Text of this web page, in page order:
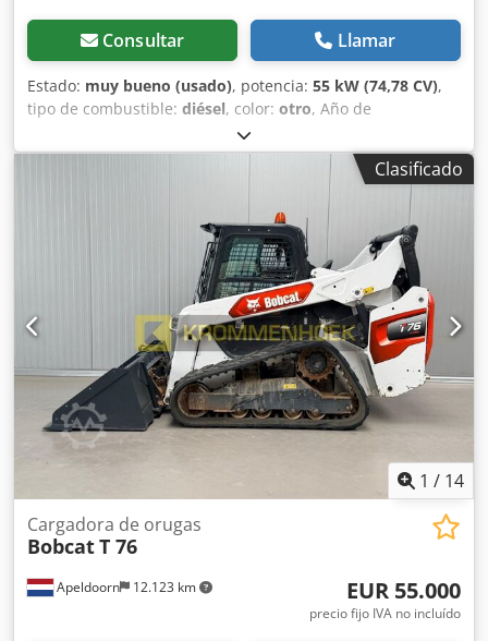
Consultar Llamar
Estado: muy bueno (usado), potencia: 55 kW (74,78 CV),
tipo de combustible: diésel, color: otro, Año de
, horas de funcionamiento:
Equipamiento:aire acondicionado, Información técnica
Número de cilindros: 4 Cilindrada del motor: 2.400 cc Tipo
de chasis: rígido Dirección: rígida Marca del motor: Bobcat
Peso en vacío: 4.898 kg Dimensiones (L x A x H): 390 x 186 x
206 cm Funcional Sistema de cambio rápido: Sí
Certificación CE: sí Djdpfx Amexn S N Rolskr Estado Estado
técnico: muy bueno Estado visual: muy bueno = Otras
opciones y equipamiento = - Faro(s) de trabajo -
Suspensión del brazo - Orugas de goma - Gran caudal -
Acoplamiento rápido hidráulico - Luz de señalización - Dos
velocidades = Observaciones = Tren motriz Nivel (Tier):
Stage V / Tier IV final General País de fabricación: EE. UU.
Estado Tipo CE: CE Acoplamiento rápido hidráulico, 2
velocidades, pantalla grande, cámara de marcha atrás,
aire acondicionado, asiento neumático.
Clasificado
1 / 14
Apeldoorn 12.123 km
Cargadora de orugas
BobcatT 76
EUR 55.000
precio fijo IVA no incluído